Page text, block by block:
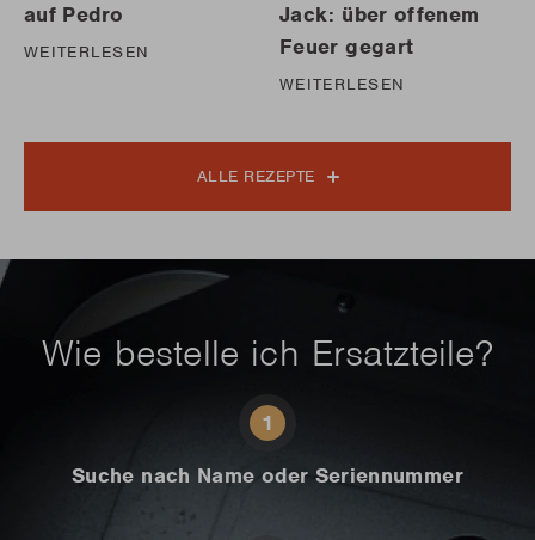
auf Pedro
WEITERLESEN
Jack: über offenem
Feuer gegart
WEITERLESEN
ALLE REZEPTE
Wie bestelle ich Ersatzteile?
1
Suche nach Name oder Seriennummer